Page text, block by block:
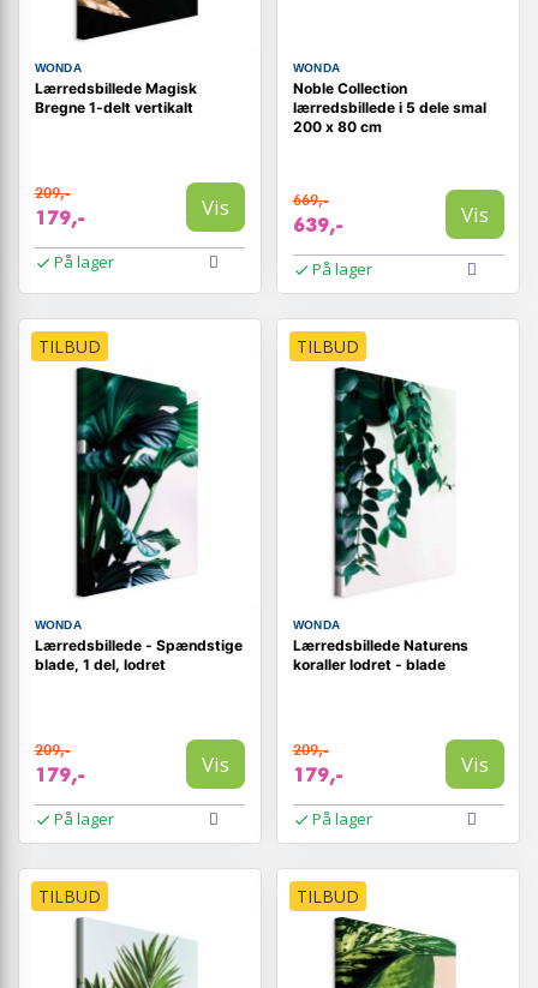
WONDA
Lærredsbillede Magisk
Bregne 1-delt vertikalt
209,-
179,- Vis
På lager
WONDA
Noble Collection
lærredsbillede i 5 dele smal
200 x 80 cm
669,-
639,- Vis
På lager
TILBUD
WONDA
Lærredsbillede - Spændstige
blade, 1 del, lodret
209,-
179,- Vis
På lager
TILBUD
WONDA
Lærredsbillede Naturens
koraller lodret - blade
209,-
179,- Vis
På lager
TILBUD TILBUD